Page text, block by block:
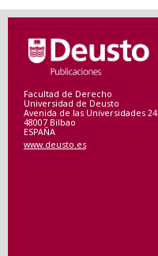
Facultad de Derecho
Universidad de Deusto
Avenida de las Universidades 24
48007 Bilbao
ESPAÑA
www.deusto.es